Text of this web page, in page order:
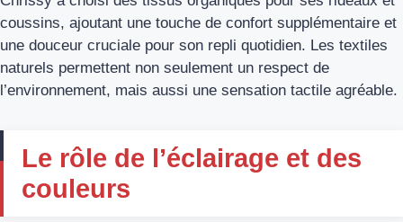
coussins, ajoutant une touche de confort supplémentaire et
une douceur cruciale pour son repli quotidien. Les textiles
naturels permettent non seulement un respect de
l’environnement, mais aussi une sensation tactile agréable.
Le rôle de l’éclairage et des
couleurs